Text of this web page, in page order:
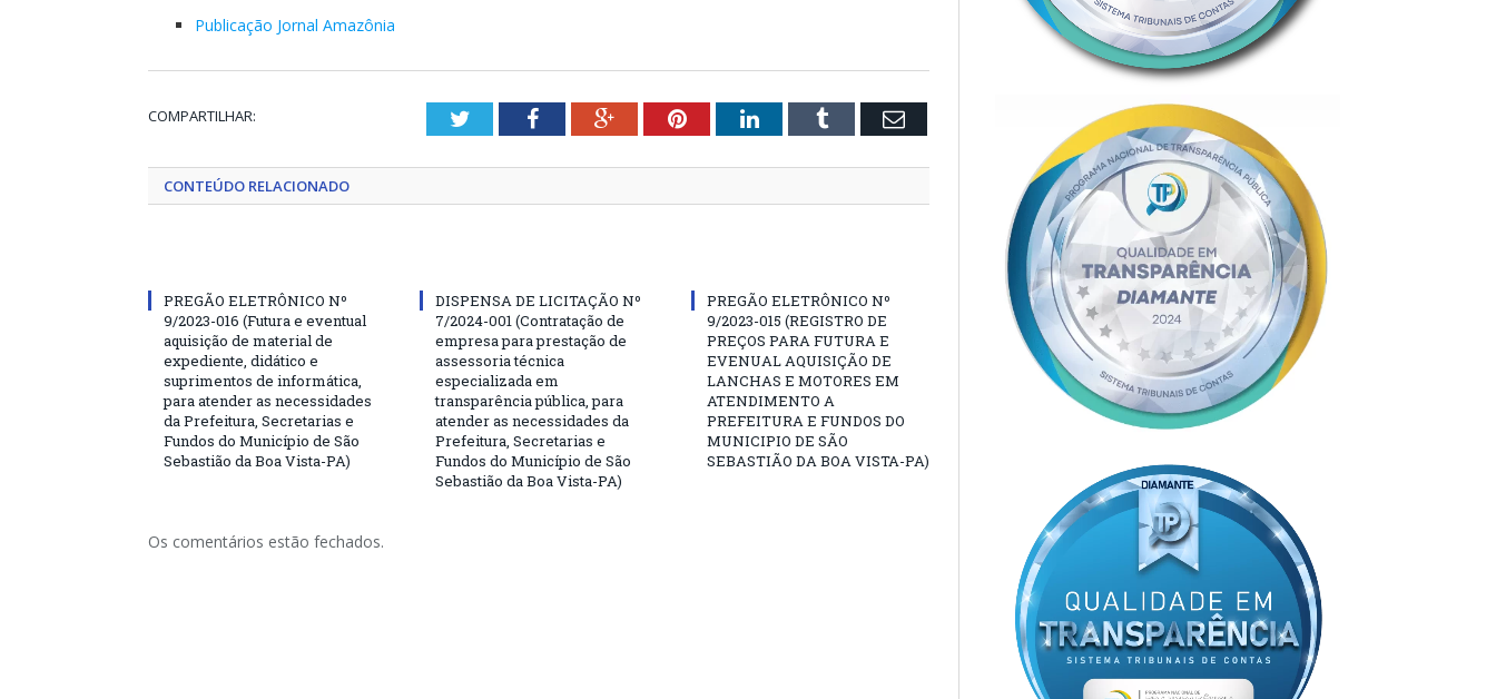
Publicação Jornal Amazônia
COMPARTILHAR: TwitterFacebookGoogle+PinterestLinkedInTumblr Email
CONTEÚDO RELACIONADO
PREGÃO ELETRÔNICO Nº
9/2023-016 (Futura e eventual
aquisição de material de
expediente, didático e
suprimentos de informática,
para atender as necessidades
da Prefeitura, Secretarias e
Fundos do Município de São
Sebastião da Boa Vista-PA)
DISPENSA DE LICITAÇÃO Nº
7/2024-001 (Contratação de
empresa para prestação de
assessoria técnica
especializada em
transparência pública, para
atender as necessidades da
Prefeitura, Secretarias e
Fundos do Município de São
Sebastião da Boa Vista-PA)
PREGÃO ELETRÔNICO Nº
9/2023-015 (REGISTRO DE
PREÇOS PARA FUTURA E
EVENUAL AQUISIÇÃO DE
LANCHAS E MOTORES EM
ATENDIMENTO A
PREFEITURA E FUNDOS DO
MUNICIPIO DE SÃO
SEBASTIÃO DA BOA VISTA-PA)
Os comentários estão fechados.